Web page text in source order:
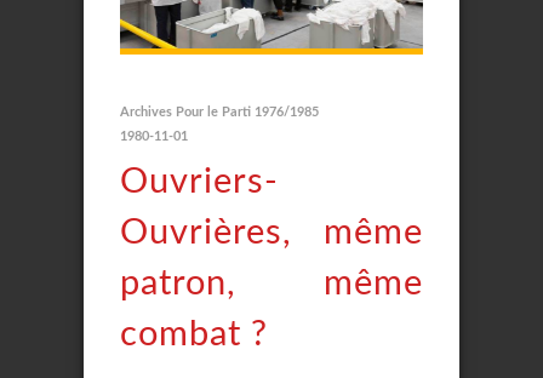
Archives Pour le Parti 1976/1985
1980-11-01
Ouvriers-
Ouvrières, même
patron, même
combat ?